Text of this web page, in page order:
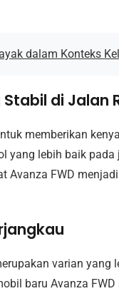
dalam Konteks
di Jalan
memberikan
yang lebih baik
Avanza FWD
varian
baru Avanza